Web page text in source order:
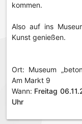
kommen.
Also auf ins
Kunst genießen.
Ort: Museum
Am Markt 9
Wann: Freitag
Uhr